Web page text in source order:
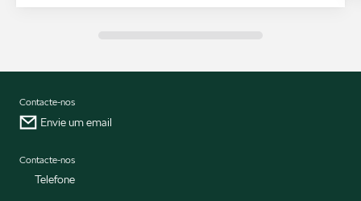
Contacte-nos
Envie um email
Contacte-nos
Telefone